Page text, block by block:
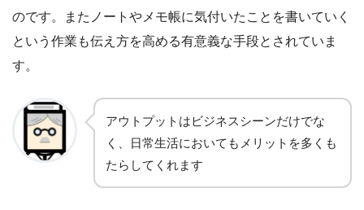
のです。またノートやメモ帳に気付いたことを書いていく
という作業も伝え方を高める有意義な手段とされていま
す。
アウトプットはビジネスシーンだけでな
く、日常生活においてもメリットを多くも
たらしてくれます